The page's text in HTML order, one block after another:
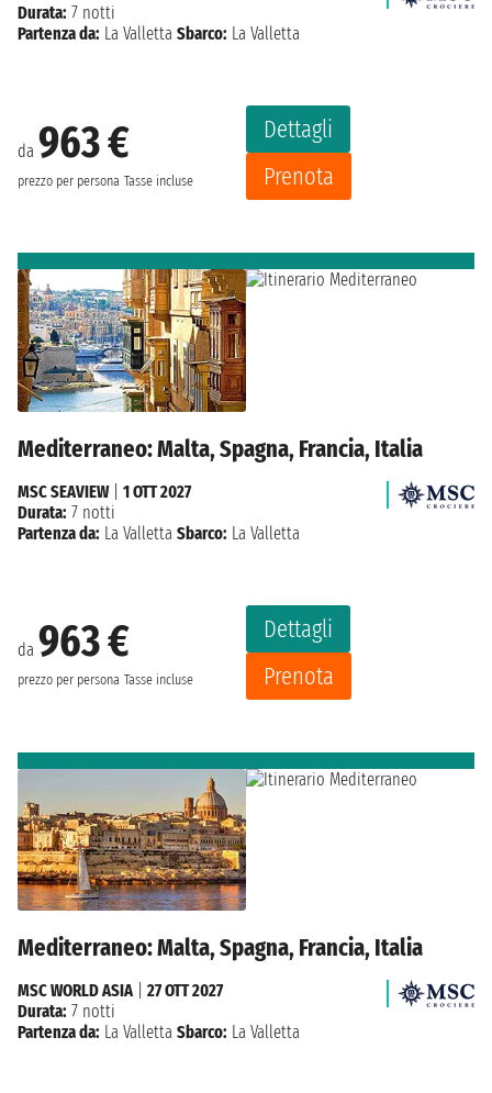
da 963 €
prezzo per persona Tasse incluse
Dettagli
Prenota
Durata: 7 notti
Partenza da: La Valletta Sbarco: La Valletta
Mediterraneo: Malta, Spagna, Francia, Italia
da 963 €
prezzo per persona Tasse incluse
Dettagli
Prenota
MSC SEAVIEW| 1 OTT 2027
Durata: 7 notti
Partenza da: La Valletta Sbarco: La Valletta
Mediterraneo: Malta, Spagna, Francia, Italia
MSC WORLD ASIA| 27 OTT 2027
Durata: 7 notti
Partenza da: La Valletta Sbarco: La Valletta